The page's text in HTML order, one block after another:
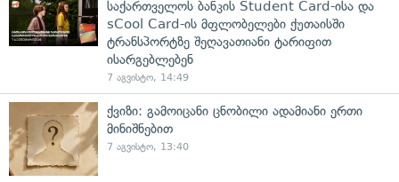
საქართველოს ბანკის Student Card-ისა და
sCool Card-ის მფლობელები ქუთაისში
ტრანსპორტზე შეღავათიანი ტარიფით
ისარგებლებენ
7 აგვისტო, 14:49
ქვიზი: გამოიცანი ცნობილი ადამიანი ერთი
მინიშნებით
7 აგვისტო, 13:40